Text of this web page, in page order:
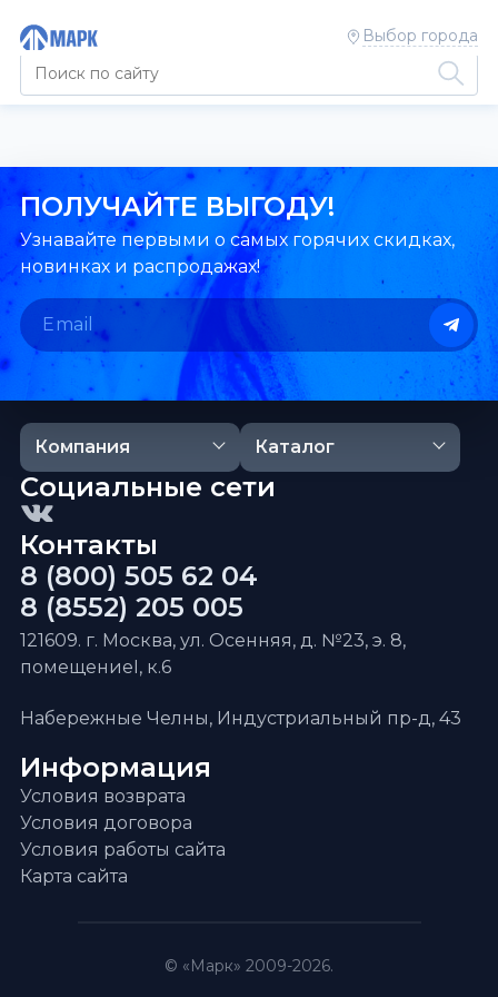
Выбор города
ПОЛУЧАЙТЕ ВЫГОДУ!
Узнавайте первыми о самых горячих скидках,
новинках и распродажах!
Компания Каталог
Информация
Условия возврата
Условия договора
Условия работы сайта
Карта сайта
Контакты
8 (800) 505 62 04
8 (8552) 205 005
121609. г. Москва, ул. Осенняя, д. №23, э. 8,
помещениеI, к.6
Набережные Челны, Индустриальный пр-д, 43
Социальные сети
© «Марк» 2009-2026.